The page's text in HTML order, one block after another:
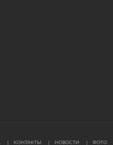
КОНТАКТЫ НОВОСТИ ФОТО